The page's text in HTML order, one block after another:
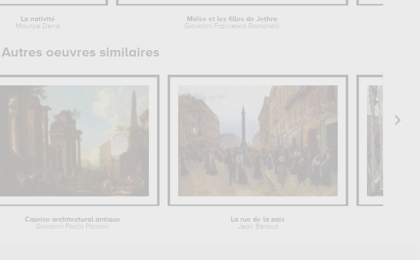
La nativité
Maurice Denis
Moïse et les filles de Jethro
Giovanni Francesco Romanelli
Autres oeuvres similaires
Caprice architectural antique
Giovanni Paolo Pannini
La rue de la paix
Jean Béraud